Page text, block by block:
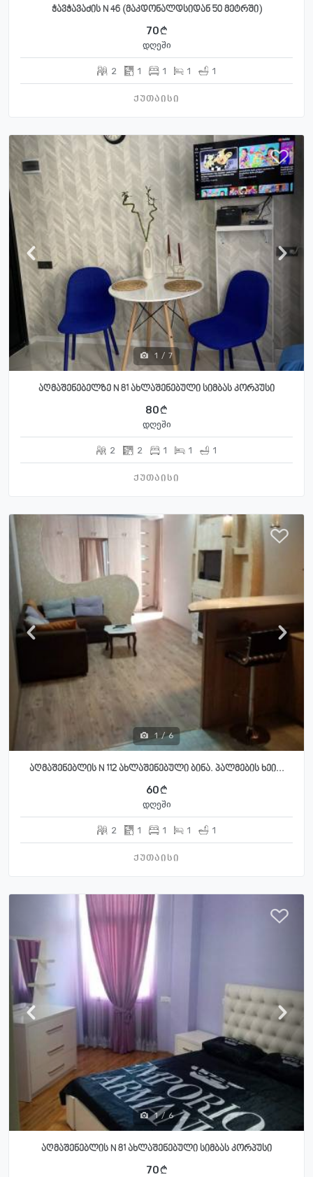
ჭავჭავაძის N 46 (მაკდონალდსიდან 50 მეტრში)
70
დღეში
2 1 1 1 1
ქუთაისი
1 / 7
აღმაშენებელზე N 81 ახლაშენებული სიმბას კორპუსი
80
დღეში
2 2 1 1 1
ქუთაისი
1 / 6
აღმაშენებლის N 112 ახლაშენებული ბინა. პალმების ხეი...
60
დღეში
2 1 1 1 1
ქუთაისი
1 / 6
აღმაშენებლის N 81 ახლაშენებული სიმბას კორპუსი
70